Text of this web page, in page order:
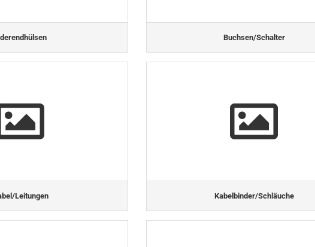
Buchsen/Schalter
Leitungen Kabelbinder/Schläuche